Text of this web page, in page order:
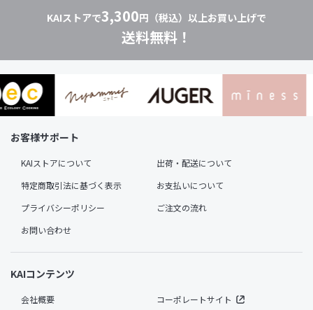
KAIストアで3,300円（税込）以上お買い上げで
送料無料！
お客様サポート
KAIストアについて
出荷・配送について
特定商取引法に基づく表示
お支払いについて
プライバシーポリシー
ご注文の流れ
お問い合わせ
KAIコンテンツ
会社概要 コーポレートサイト